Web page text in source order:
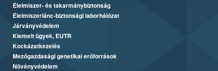
Élelmiszer- és takarmánybiztonság
Élelmiszerlánc-biztonsági laborhálózat
Járványvédelem
Kiemelt ügyek, EUTR
Kockázatkezelés
Mezőgazdasági genetikai erőforrások
Növényvédelem